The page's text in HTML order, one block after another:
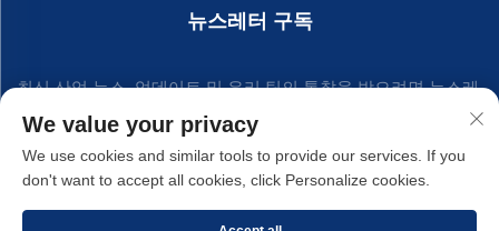
뉴스레터 구독
최신 산업 뉴스, 업데이트 및 우리 팀의 통찰을 받으려면 뉴스레
터에 가입하세요.
We value your privacy
We use cookies and similar tools to provide our services. If you
don't want to accept all cookies, click Personalize cookies.